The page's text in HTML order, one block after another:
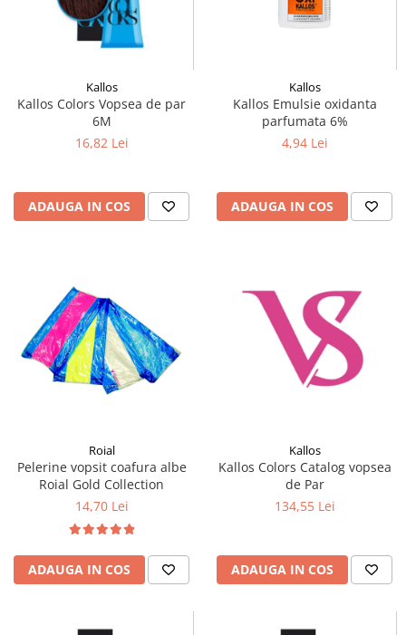
Produse Dupa Epilare
Produse Inainte de Epilare
Scrub pentru Corp
Tratamente pentru Par
Kallos
Kallos Colors Vopsea de par
6M
16,82 Lei
ADAUGA IN COS
Kallos
Kallos Emulsie oxidanta
parfumata 6%
4,94 Lei
ADAUGA IN COS
Roial
Pelerine vopsit coafura albe
Roial Gold Collection
14,70 Lei
ADAUGA IN COS
Kallos
Kallos Colors Catalog vopsea
de Par
134,55 Lei
ADAUGA IN COS